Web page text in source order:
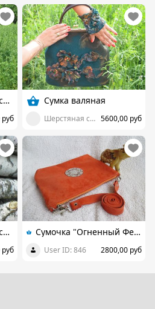
Сумка валяная из чистой шерсти Сумка валяная
Шерстяная сказка ASHMIRA 5600,00 руб
Сумка валяная из чистой шерсти. Сумочка "Огненный Феникс" из натуральной замши-велюр
User ID: 846 2800,00 руб